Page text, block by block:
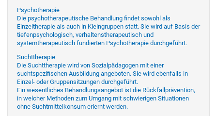
Psychotherapie
Die psychotherapeutische Behandlung findet sowohl als
Einzeltherapie als auch in Kleingruppen statt. Sie wird auf Basis der
tiefenpsychologisch, verhaltenstherapeutisch und
systemtherapeutisch fundierten Psychotherapie durchgeführt.
Suchttherapie
Die Suchttherapie wird von Sozialpädagogen mit einer
suchtspezifischen Ausbildung angeboten. Sie wird ebenfalls in
Einzel- oder Gruppensitzungen durchgeführt.
Ein wesentliches Behandlungsangebot ist die Rückfallprävention,
in welcher Methoden zum Umgang mit schwierigen Situationen
ohne Suchtmittelkonsum erlernt werden.